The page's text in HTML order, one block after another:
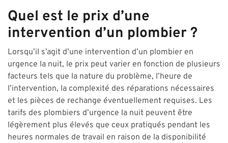
Quel est le prix d’une
intervention d’un plombier ?
Lorsqu’il s’agit d’une intervention d’un plombier en
urgence la nuit, le prix peut varier en fonction de plusieurs
facteurs tels que la nature du problème, l’heure de
l’intervention, la complexité des réparations nécessaires
et les pièces de rechange éventuellement requises. Les
tarifs des plombiers d’urgence la nuit peuvent être
légèrement plus élevés que ceux pratiqués pendant les
heures normales de travail en raison de la disponibilité